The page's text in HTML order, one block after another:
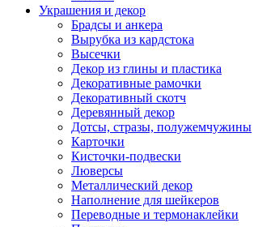
Украшения и декор
Брадсы и анкера
Вырубка из кардстока
Высечки
Декор из глины и пластика
Декоративные рамочки
Декоративный скотч
Деревянный декор
Дотсы, стразы, полужемчужины
Карточки
Кисточки-подвески
Люверсы
Металлический декор
Наполнение для шейкеров
Переводные и термонаклейки